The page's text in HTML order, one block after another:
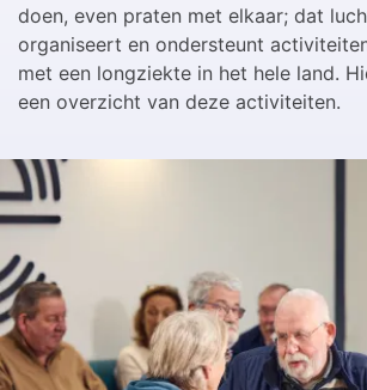
doen, even praten met elkaar; dat
organiseert en ondersteunt
met een longziekte in het hele land.
een overzicht van deze activiteiten.